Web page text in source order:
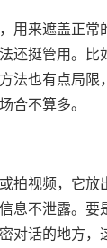
用来遮盖正
还挺管用。
法也有点局
合不算多。
拍视频，它
息不泄露。
对话的地方